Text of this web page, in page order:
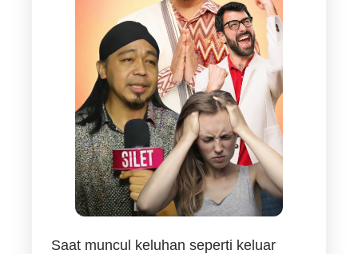
Saat muncul keluhan seperti keluar